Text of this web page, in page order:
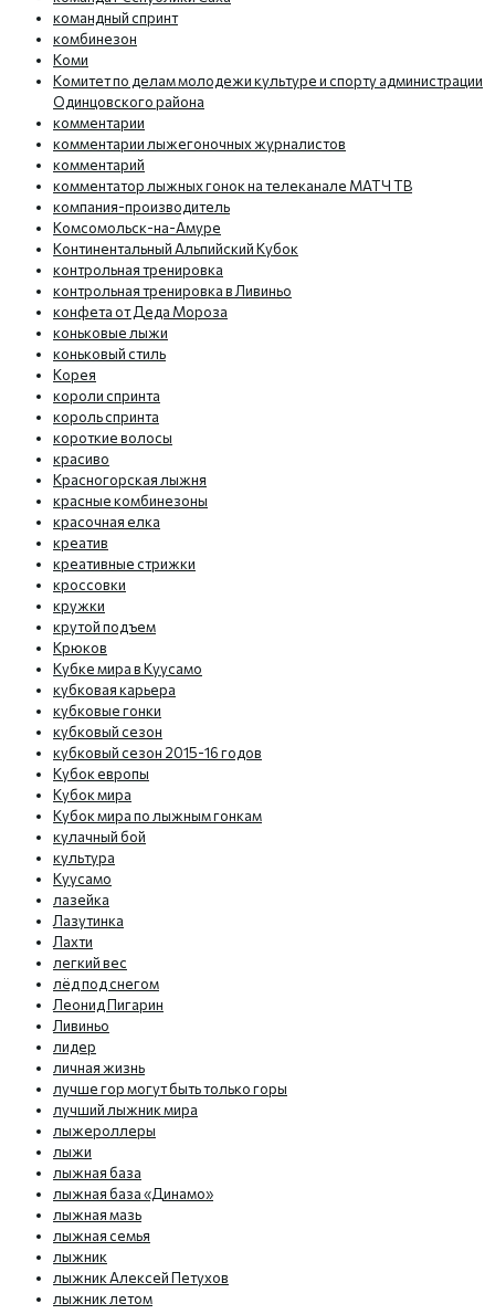
командный спринт
комбинезон
Коми
Комитет по делам молодежи культуре и спорту администрации
Одинцовского района
комментарии
комментарии лыжегоночных журналистов
комментарий
комментатор лыжных гонок на телеканале МАТЧ ТВ
компания-производитель
Комсомольск-на-Амуре
Континентальный Альпийский Кубок
контрольная тренировка
контрольная тренировка в Ливиньо
конфета от Деда Мороза
коньковые лыжи
коньковый стиль
Корея
короли спринта
король спринта
короткие волосы
красиво
Красногорская лыжня
красные комбинезоны
красочная елка
креатив
креативные стрижки
кроссовки
кружки
крутой подъем
Крюков
Кубке мира в Куусамо
кубковая карьера
кубковые гонки
кубковый сезон
кубковый сезон 2015-16 годов
Кубок европы
Кубок мира
Кубок мира по лыжным гонкам
кулачный бой
культура
Куусамо
лазейка
Лазутинка
Лахти
легкий вес
лёд под снегом
Леонид Пигарин
Ливиньо
лидер
личная жизнь
лучше гор могут быть только горы
лучший лыжник мира
лыжероллеры
лыжи
лыжная база
лыжная база «Динамо»
лыжная мазь
лыжная семья
лыжник
лыжник Алексей Петухов
лыжник летом